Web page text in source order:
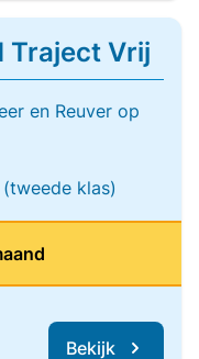
Traject Vrij
en Reuver op
(tweede klas)
Bekijk